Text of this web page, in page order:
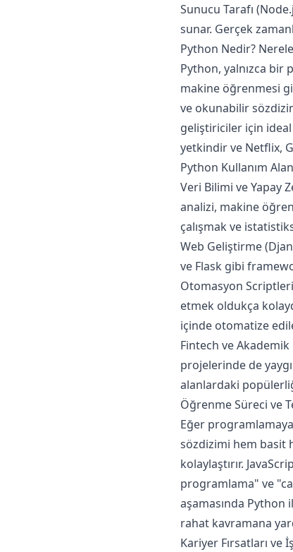
Sunucu Tarafı
sunar. Gerçek
Python Nedir?
Python, yalnızca bir
makine öğrenmesi
ve okunabilir
geliştiriciler için
yetkindir ve Netflix,
Python Kullanım
Veri Bilimi ve Yapay
analizi, makine
çalışmak ve
Web Geliştirme
ve Flask gibi
Otomasyon
etmek oldukça
içinde otomatize
Fintech ve
projelerinde de
alanlardaki
Öğrenme Süreci ve
Eğer
sözdizimi hem basit
kolaylaştırır.
programlama" ve
aşamasında Python
rahat kavramana
Kariyer Fırsatları ve